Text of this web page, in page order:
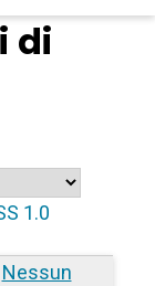
di
1.0
Nessun